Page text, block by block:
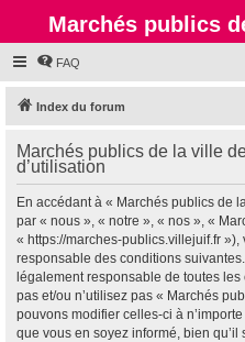
Marchés publics
FAQ
Index du forum
Marchés publics de la ville
d’utilisation
En accédant à « Marchés publics de
par « nous », « notre », « nos », «
« https://marches-publics.villejuif.fr
responsable des conditions
légalement responsable de toutes
pas et/ou n’utilisez pas « Marchés
pouvons modifier celles-ci à
que vous en soyez informé, bien